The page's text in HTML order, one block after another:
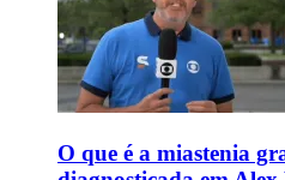
O que é a miastenia